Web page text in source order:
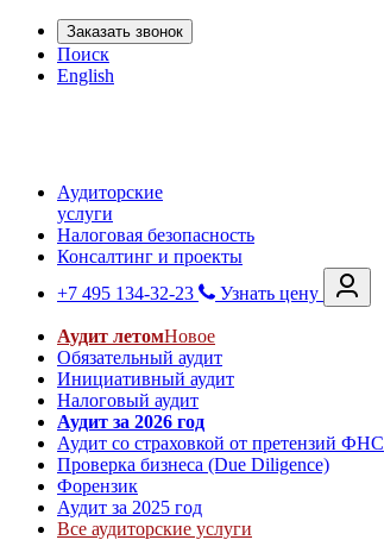
Заказать звонок
Поиск
English
Аудиторские
услуги
Налоговая безопасность
Консалтинг и проекты
+7 495 134-32-23
Узнать цену
Аудит летомНовое
Обязательный аудит
Инициативный аудит
Налоговый аудит
Аудит за 2026 год
Аудит со страховкой от претензий ФНС
Проверка бизнеса (Due Diligence)
Форензик
Аудит за 2025 год
Все аудиторские услуги